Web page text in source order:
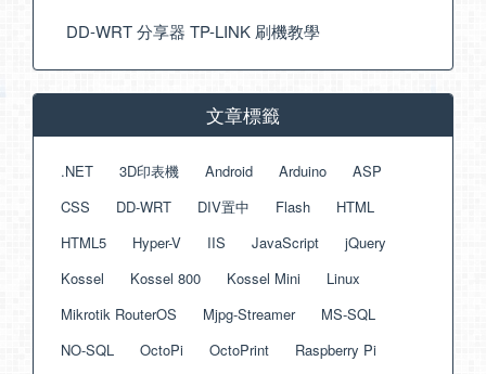
DD-WRT 分享器 TP-LINK 刷機教學
文章標籤
.NET 3D印表機 Android Arduino
ASP
CSS
DD-WRT DIV置中 Flash
HTML
HTML5
Hyper-V IIS JavaScript
jQuery
Kossel
Kossel 800 Kossel Mini
Linux
Mikrotik RouterOS
Mjpg-Streamer
MS-SQL
NO-SQL
OctoPi OctoPrint
Raspberry Pi